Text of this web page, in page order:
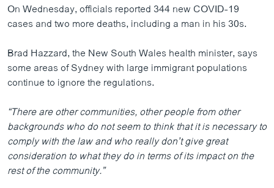
On Wednesday, officials reported 344 new COVID-19
cases and two more deaths, including a man in his 30s.
Brad Hazzard, the New South Wales health minister, says
some areas of Sydney with large immigrant populations
continue to ignore the regulations.
“There are other communities, other people from other
backgrounds who do not seem to think that it is necessary to
comply with the law and who really don’t give great
consideration to what they do in terms of its impact on the
rest of the community.”